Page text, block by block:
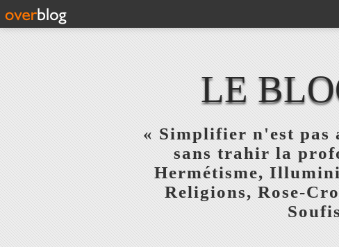
LE
« Simplifier n'est pas
sans trahir la
Hermétisme,
Religions, Rose-